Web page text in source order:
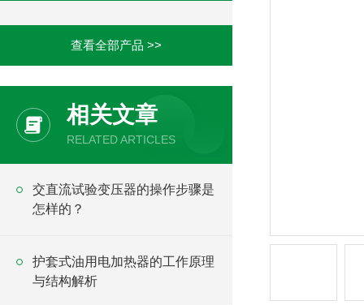
查看全部产品 >>
相关文章
RELATED ARTICLES
交直流试验变压器的操作步骤是
怎样的？
护套式油用电加热器的工作原理
与结构解析